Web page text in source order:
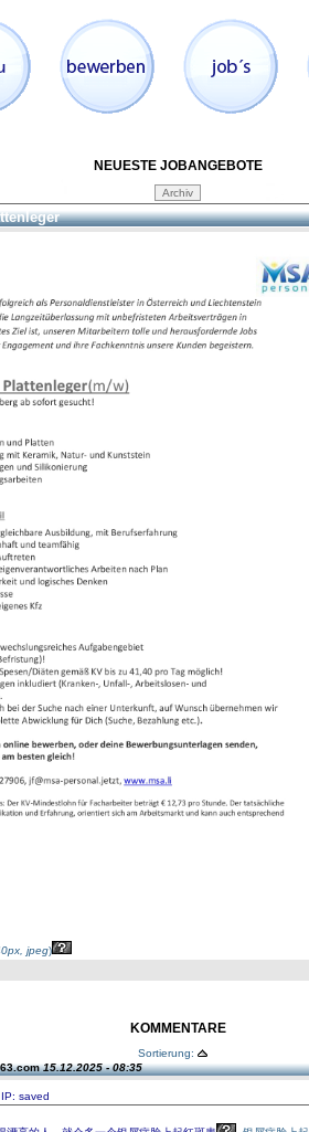
NEUESTE JOBANGEBOTE
jpeg)
KOMMENTARE
Sortierung:
15.12.2025 - 08:35
IP: saved